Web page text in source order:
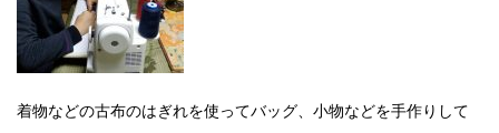
着物などの古布のはぎれを使ってバッグ、小物などを手作りして